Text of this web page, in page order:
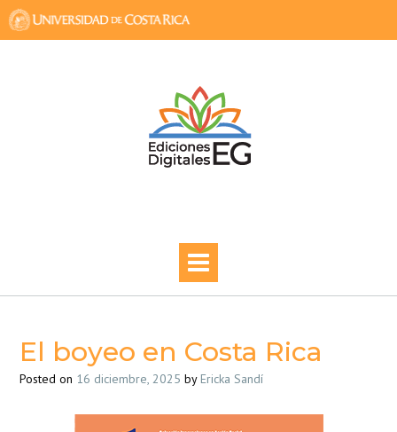
El boyeo en Costa Rica
Posted on 16 diciembre, 2025 by Ericka Sandí